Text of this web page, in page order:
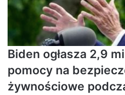
Biden ogłasza 2,9
pomocy na
żywnościowe